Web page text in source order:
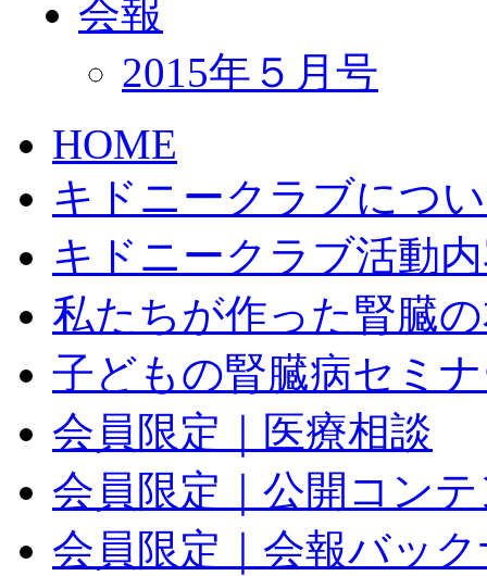
会報
2015年５月号
HOME
キドニークラブにつ
キドニークラブ活動
私たちが作った腎臓
子どもの腎臓病セミ
会員限定｜医療相談
会員限定｜公開コン
会員限定｜会報バッ